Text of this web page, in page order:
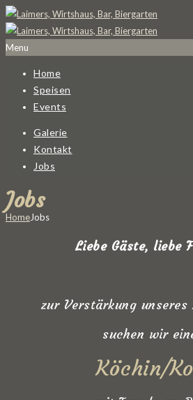
Menu
Home
Speisen
Events
Galerie
Kontakt
Jobs
Jobs
HomeJobs
Liebe Gäste, liebe
zur Verstärkung unseres
suchen wir
Köchin/